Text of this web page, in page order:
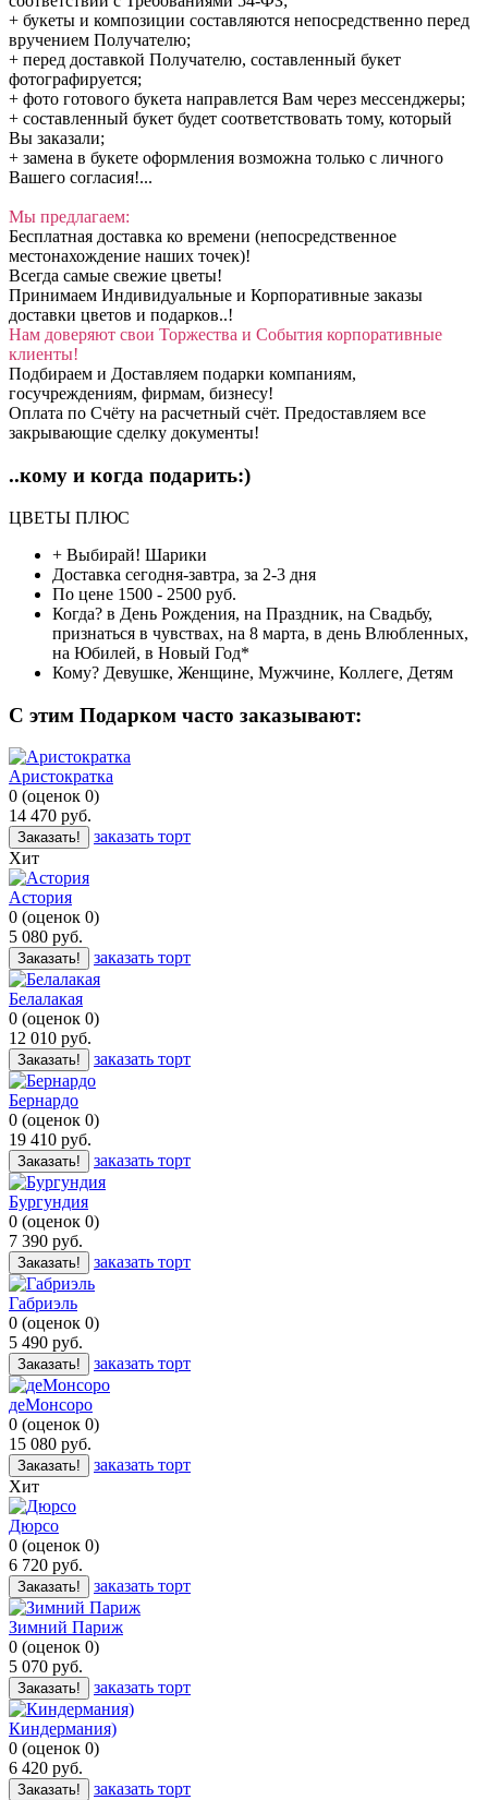
+ букеты и композиции составляются непосредственно перед
вручением Получателю;
+ перед доставкой Получателю, составленный букет
фотографируется;
+ фото готового букета направлется Вам через мессенджеры;
+ составленный букет будет соответствовать тому, который
Вы заказали;
+ замена в букете оформления возможна только с личного
Вашего согласия!...
Мы предлагаем:
Бесплатная доставка ко времени (непосредственное
местонахождение наших точек)!
Всегда самые свежие цветы!
Принимаем Индивидуальные и Корпоративные заказы
доставки цветов и подарков..!
Нам доверяют свои Торжества и События корпоративные
клиенты!
Подбираем и Доставляем подарки компаниям,
госучреждениям, фирмам, бизнесу!
Оплата по Счёту на расчетный счёт. Предоставляем все
закрывающие сделку документы!
..кому и когда подарить:)
ЦВЕТЫ ПЛЮС
+ Выбирай! Шарики
Доставка сегодня-завтра, за 2-3 дня
По цене 1500 - 2500 руб.
Когда? в День Рождения, на Праздник, на Свадьбу,
признаться в чувствах, на 8 марта, в день Влюбленных,
на Юбилей, в Новый Год*
Кому? Девушке, Женщине, Мужчине, Коллеге, Детям
C этим Подарком часто заказывают:
Аристократка
0 (оценок 0)
14 470 руб.
Заказать!
заказать торт
Хит
Астория
0 (оценок 0)
5 080 руб.
Заказать! заказать торт
Белалакая
0 (оценок 0)
12 010 руб.
Заказать! заказать торт
Бернардо
0 (оценок 0)
19 410 руб.
Заказать! заказать торт
Бургундия
0 (оценок 0)
7 390 руб.
Заказать! заказать торт
Габриэль
0 (оценок 0)
5 490 руб.
Заказать! заказать торт
деМонсоро
0 (оценок 0)
15 080 руб.
Заказать!
заказать торт
Хит
Дюрсо
0 (оценок 0)
6 720 руб.
Заказать! заказать торт
Зимний Париж
0 (оценок 0)
5 070 руб.
Заказать! заказать торт
Киндермания)
0 (оценок 0)
6 420 руб.
Заказать! заказать торт